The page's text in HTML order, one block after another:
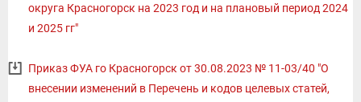
округа Красногорск на 2023 год и на плановый период 2024
и 2025 гг"
Приказ ФУА го Красногорск от 30.08.2023 № 11-03/40 "О
внесении изменений в Перечень и кодов целевых статей,